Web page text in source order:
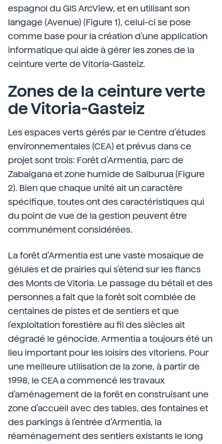
espagnol du GIS ArcView, et en utilisant son
langage (Avenue) (Figure 1), celui-ci se pose
comme base pour la création d'une application
informatique qui aide à gérer les zones de la
ceinture verte de Vitoria-Gasteiz.
Zones de la ceinture verte
de Vitoria-Gasteiz
Les espaces verts gérés par le Centre d’études
environnementales (CEA) et prévus dans ce
projet sont trois: Forêt d'Armentia, parc de
Zabalgana et zone humide de Salburua (Figure
2). Bien que chaque unité ait un caractère
spécifique, toutes ont des caractéristiques qui
du point de vue de la gestion peuvent être
communément considérées.
La forêt d'Armentia est une vaste mosaïque de
gélules et de prairies qui s'étend sur les flancs
des Monts de Vitoria. Le passage du bétail et des
personnes a fait que la forêt soit comblée de
centaines de pistes et de sentiers et que
l'exploitation forestière au fil des siècles ait
dégradé le génocide. Armentia a toujours été un
lieu important pour les loisirs des vitoriens. Pour
une meilleure utilisation de la zone, à partir de
1998, le CEA a commencé les travaux
d'aménagement de la forêt en construisant une
zone d'accueil avec des tables, des fontaines et
des parkings à l'entrée d'Armentia, la
réaménagement des sentiers existants le long